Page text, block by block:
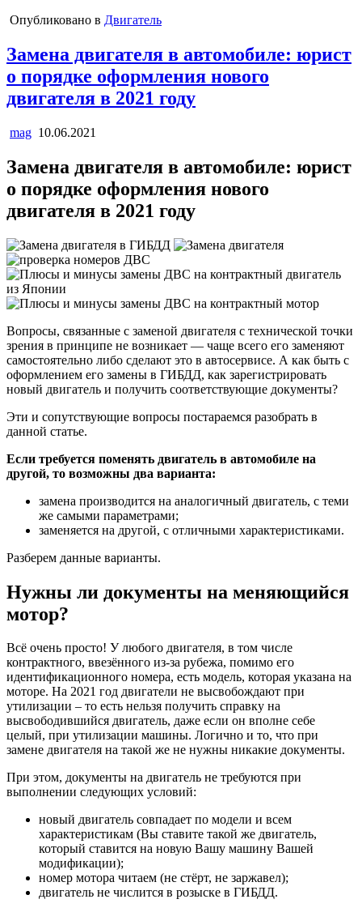
Опубликовано в Двигатель
Замена двигателя в автомобиле: юрист
о порядке оформления нового
двигателя в 2021 году
mag 10.06.2021
Замена двигателя в автомобиле: юрист
о порядке оформления нового
двигателя в 2021 году
Вопросы, связанные с заменой двигателя с технической точки
зрения в принципе не возникает — чаще всего его заменяют
самостоятельно либо сделают это в автосервисе. А как быть с
оформлением его замены в ГИБДД, как зарегистрировать
новый двигатель и получить соответствующие документы?
Эти и сопутствующие вопросы постараемся разобрать в
данной статье.
Если требуется поменять двигатель в автомобиле на
другой, то возможны два варианта:
замена производится на аналогичный двигатель, с теми
же самыми параметрами;
заменяется на другой, с отличными характеристиками.
Разберем данные варианты.
Нужны ли документы на меняющийся
мотор?
Всё очень просто! У любого двигателя, в том числе
контрактного, ввезённого из-за рубежа, помимо его
идентификационного номера, есть модель, которая указана на
моторе. На 2021 год двигатели не высвобождают при
утилизации – то есть нельзя получить справку на
высвободившийся двигатель, даже если он вполне себе
целый, при утилизации машины. Логично и то, что при
замене двигателя на такой же не нужны никакие документы.
При этом, документы на двигатель не требуются при
выполнении следующих условий:
новый двигатель совпадает по модели и всем
характеристикам (Вы ставите такой же двигатель,
который ставится на новую Вашу машину Вашей
модификации);
номер мотора читаем (не стёрт, не заржавел);
двигатель не числится в розыске в ГИБДД.